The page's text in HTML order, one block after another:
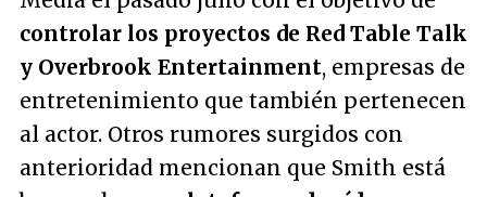
controlar los proyectos de Red Table Talk
y Overbrook Entertainment, empresas de
entretenimiento que también pertenecen
al actor. Otros rumores surgidos con
anterioridad mencionan que Smith está